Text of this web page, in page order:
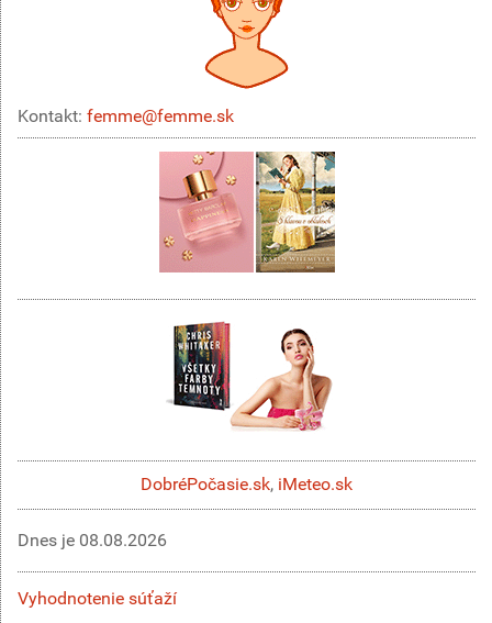
Kontakt: femme@femme.sk
DobréPočasie.sk, iMeteo.sk
Dnes je 08.08.2026
Vyhodnotenie súťaží